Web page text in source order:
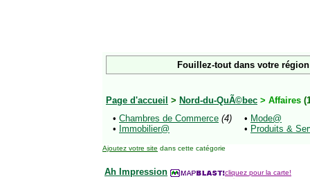
Fouillez-tout dans votre
Page d'accueil > Nord-du-QuÃ©bec > Affaires
• Chambres de Commerce (4)
• Immobilier@
• Mode@
• Produits &
Ajoutez votre site dans cette catégorie
Ah Impression cliquez pour la carte!